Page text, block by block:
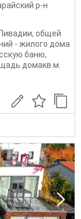
р-н
общей
- жилого дома
баню,
домакв.м.